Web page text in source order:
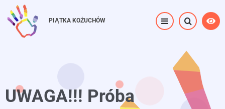
Przejdź
do
treści
PIĄTKA KOŻUCHÓW
UWAGA!!! Próba